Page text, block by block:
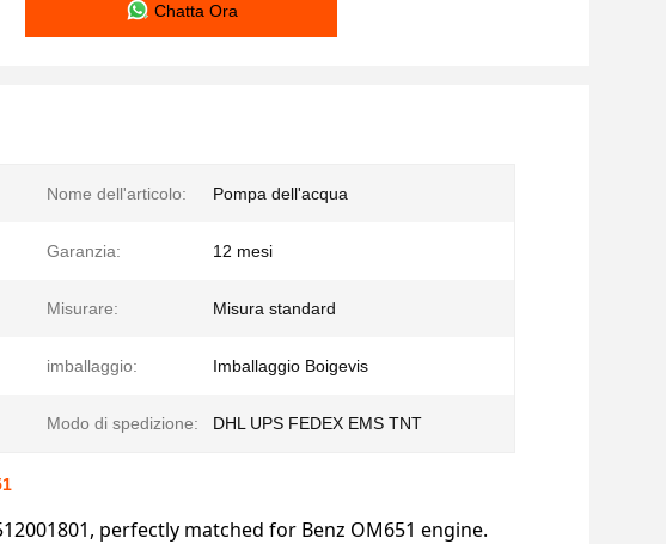
Chatta Ora
Nome dell'articolo: Pompa dell'acqua
Garanzia: 12 mesi
Misurare: Misura standard
imballaggio: Imballaggio Boigevis
Modo di spedizione: DHL UPS FEDEX EMS TNT
perfectly matched for Benz OM651 engine.